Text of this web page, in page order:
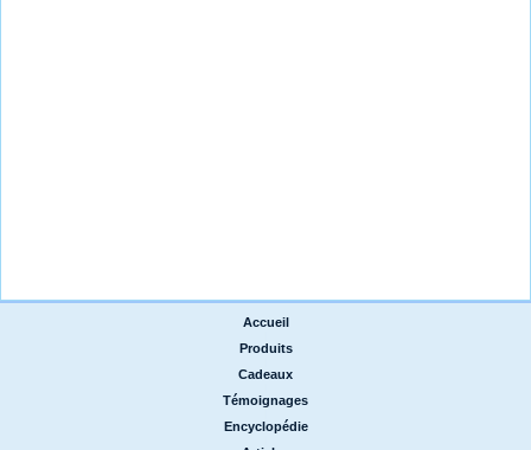
Accueil
Produits
Cadeaux
Témoignages
Encyclopédie